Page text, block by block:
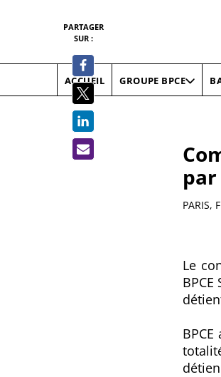
ACCUEIL GROUPE BPCE
PARIS,
PARTAGER
SUR :
Le